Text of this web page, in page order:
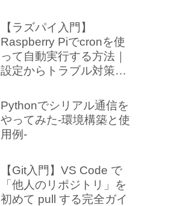
【ラズパイ入門】
Raspberry Piでcronを使
って自動実行する方法｜
設定からトラブル対策ま
Pythonでシリアル通信を
やってみた-環境構築と使
用例-
【Git入門】VS Code で
「他人のリポジトリ」を
初めて pull する完全ガイ